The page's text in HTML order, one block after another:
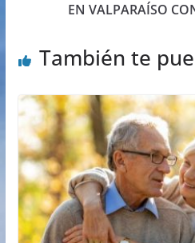
EN VALPARAÍSO
También te